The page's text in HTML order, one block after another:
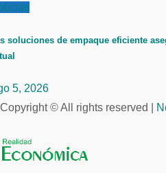
soluciones de empaque eficiente
5, 2026
Copyright © All rights reserved